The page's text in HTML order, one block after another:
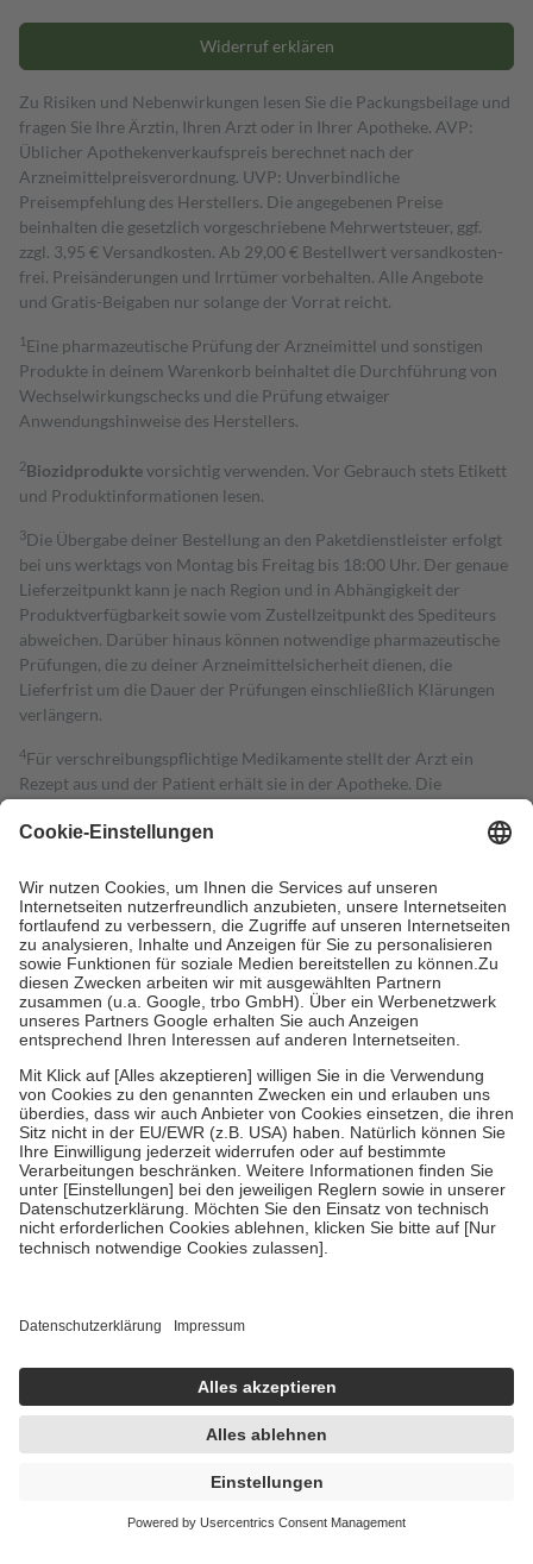
Widerruf erklären
Zu Risiken und Nebenwirkungen lesen Sie die Packungsbeilage und
fragen Sie Ihre Ärztin, Ihren Arzt oder in Ihrer Apotheke. AVP:
Üblicher Apothekenverkaufspreis berechnet nach der
Arzneimittelpreisverordnung. UVP: Unverbindliche
Preisempfehlung des Herstellers. Die angegebenen Preise
beinhalten die gesetzlich vorgeschriebene Mehrwertsteuer, ggf.
zzgl. 3,95 € Versandkosten. Ab 29,00 € Bestell­wert versand­kosten­
frei. Preisänderungen und Irrtümer vorbehalten. Alle Angebote
und Gratis-Beigaben nur solange der Vorrat reicht.
1 Eine pharmazeutische Prüfung der Arzneimittel und sonstigen
Produkte in deinem Warenkorb beinhaltet die Durchführung von
Wechselwirkungschecks und die Prüfung etwaiger
Anwendungshinweise des Herstellers.
2Biozidproduktevorsichtig verwenden. Vor Gebrauch stets Etikett
und Produktinformationen lesen.
3Die Übergabe deiner Bestellung an den Paketdienstleister erfolgt
bei uns werktags von Montag bis Freitag bis 18:00 Uhr. Der genaue
Lieferzeitpunkt kann je nach Region und in Abhängigkeit der
Produktverfügbarkeit sowie vom Zustellzeitpunkt des Spediteurs
abweichen. Darüber hinaus können notwendige pharmazeutische
Prüfungen, die zu deiner Arzneimittelsicherheit dienen, die
Lieferfrist um die Dauer der Prüfungen einschließlich Klärungen
verlängern.
4Für verschreibungspflichtige Medikamente stellt der Arzt ein
Rezept aus und der Patient erhält sie in der Apotheke. Die
Kosten dafür, der Versicherte trägt einen Teil davon als Zuzahlung
Grundsätzlich leisten Mitglieder Zuzahlungen in Höhe von zehn
Prozent des Abgabepreises,mindestensjedochfünf Euround
höchstens zehn Euro.Es sind jedoch nie mehr als die tatsächlichen
Kosten der Leistung zu entrichten.
Diese Regeln gelten grundsätzlich auch für Online-Apotheken.
Bei Heilmitteln und häuslicher Krankenpflege beträgt die
Zuzahlung zehn Prozent der Kosten sowie zehn Euro je
Um das Engagement der Versicherten für ihre eigene Gesundheit zu
stärken und die besondere Stellung der Familie zu unterstützen,
fallenkeine Zuzahlungen an bei:
• Kindern und Jugendlichen bis zum vollendeten 18. Lebensjahr
mit Ausnahme der Fahrkosten
• Untersuchungen zur Vorsorge und Früherkennung, die von der
GKV getragen werden
• empfohlenen Schutzimpfungen
Wir nutzen Trusted Shops als unabhängigen Dienstleister für die
getroffen, um sicherzustellen, dass es sich um echte Bewertungen
handelt. Mehr Informationen findest du hier:
https://help.etrusted.com/hc/de/articles/4419944605341